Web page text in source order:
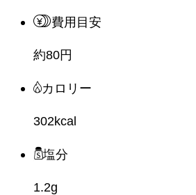
費用目安
約80円
カロリー
302kcal
塩分
1.2g